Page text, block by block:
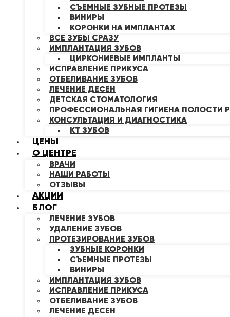
СЪЕМНЫЕ ЗУБНЫЕ ПРОТЕЗЫ
ВИНИРЫ
КОРОНКИ НА ИМПЛАНТАХ
ВСЕ ЗУБЫ СРАЗУ
ИМПЛАНТАЦИЯ ЗУБОВ
ЦИРКОНИЕВЫЕ ИМПЛАНТЫ
ИСПРАВЛЕНИЕ ПРИКУСА
ОТБЕЛИВАНИЕ ЗУБОВ
ЛЕЧЕНИЕ ДЕСЕН
ДЕТСКАЯ СТОМАТОЛОГИЯ
ПРОФЕССИОНАЛЬНАЯ ГИГИЕНА ПОЛОСТИ
КОНСУЛЬТАЦИЯ И ДИАГНОСТИКА
КТ ЗУБОВ
ЦЕНЫ
О ЦЕНТРЕ
ВРАЧИ
НАШИ РАБОТЫ
ОТЗЫВЫ
АКЦИИ
БЛОГ
ЛЕЧЕНИЕ ЗУБОВ
УДАЛЕНИЕ ЗУБОВ
ПРОТЕЗИРОВАНИЕ ЗУБОВ
ЗУБНЫЕ КОРОНКИ
СЪЕМНЫЕ ПРОТЕЗЫ
ВИНИРЫ
ИМПЛАНТАЦИЯ ЗУБОВ
ИСПРАВЛЕНИЕ ПРИКУСА
ОТБЕЛИВАНИЕ ЗУБОВ
ЛЕЧЕНИЕ ДЕСЕН